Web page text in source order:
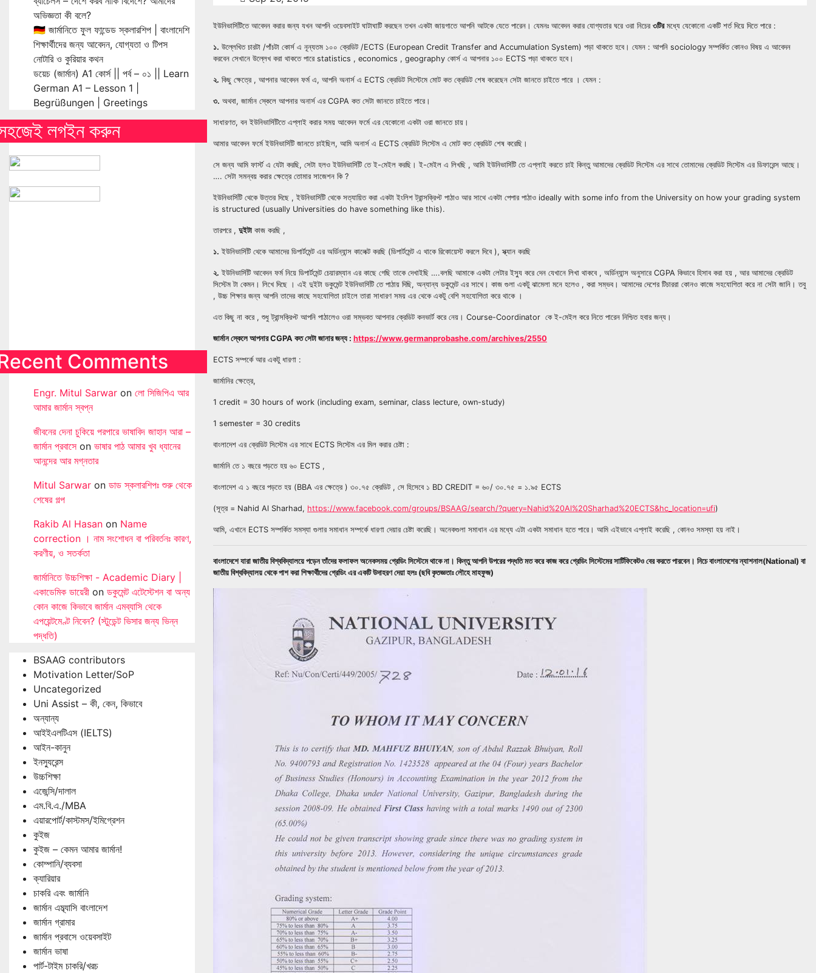
অভিজ্ঞতা কী বলে?
🇩🇪 জার্মানিতে ফুল ফান্ডেড স্কলারশিপ | বাংলাদেশি
শিক্ষার্থীদের জন্য আবেদন, যোগ্যতা ও টিপস
নোটারি ও কুরিয়ার কথন
ডয়েচ (জার্মান) A1 কোর্স || পর্ব – ০১ || Learn
German A1 – Lesson 1 |
Begrüßungen | Greetings
লগইন করুন
Comments
Engr. Mitul Sarwar on লো সিজিপিএ আর
আমার জার্মান স্বপ্ন
জীবনের দেনা চুকিয়ে পরপারে ভাষাবিদ জাহান আরা –
জার্মান প্রবাসেon ভাষার পাঠ আমার খুব ধ্যানের
আনন্দের আর মগ্নতার
Mitul Sarwar on ডাড স্কলারশিপঃ শুরু থেকে
শেষের গল্প
Rakib Al Hasan on Name
correction । নাম সংশোধন বা পরিবর্তনঃ কারণ,
করণীয়, ও সতর্কতা
জার্মানিতে উচ্চশিক্ষা - Academic Diary |
একাডেমিক ডায়েরী on ডকুমেন্ট এটেস্টেশন বা অন্য
কোন কাজে কিভাবে জার্মান এমব্যাসি থেকে
এপয়েন্টমেণ্ট নিবেন? (স্টুডেন্ট ভিসার জন্য ভিন্ন
পদ্ধতি)
BSAAG contributors
Motivation Letter/SoP
Uncategorized
Uni Assist – কী, কেন, কিভাবে
অন্যান্য
আইইএলটিএস (IELTS)
আইন-কানুন
ইনস্যুরেন্স
উচ্চশিক্ষা
এজেন্সি/দালাল
এম.বি.এ./MBA
এয়ারপোর্ট/কাস্টমস/ইমিগ্রেশন
কুইজ
কুইজ – কেমন আমার জার্মান!
কোম্পানি/ব্যবসা
ক্যারিয়ার
চাকরি এবং জার্মানি
জার্মান এম্ব্যাসি বাংলাদেশ
জার্মান গ্রামার
জার্মান প্রবাসে ওয়েবসাইট
জার্মান ভাষা
পার্ট-টাইম চাকরি/খরচ
ইউনিভার্সিটিতে আবেদন করার জন্য যখন আপনি ওয়েবসাইট ঘাটাঘাটি করছেন তখন একটা জায়গাতে আপনি আটকে যেতে পারেন। যেমনঃ আবেদন করার যোগ্যতার ঘরে ওরা নিচের ৩টিরমধ্যে যেকোনো একটি শর্ত দিয়ে দিতে পারে :
১. উল্লেখিত চারটা /পাঁচটা কোর্স এ নূন্যতম ১০০ ক্রেডিট /ECTS (European Credit Transfer and Accumulation System) পড়া থাকতে হবে। যেমন : আপনি sociology সম্পর্কিত কোনও বিষয় এ আবেদন
করবেন সেখানে উল্লেখ করা থাকতে পারে statistics , economics , geography কোর্স এ আপনার ১০০ ECTS পড়া থাকতে হবে।
২. কিছু ক্ষেত্রে , আপনার আবেদন ফর্ম এ, আপনি অনার্স এ ECTS ক্রেডিট সিস্টেমে মোট কত ক্রেডিট শেষ করেছেন সেটা জানতে চাইতে পারে । যেমন :
৩. অথবা, জার্মান স্কেলে আপনার অনার্স এর CGPA কত সেটা জানতে চাইতে পারে।
সাধারণত, বন ইউনিভার্সিটিতে এপ্লাই করার সময় আবেদন ফর্মে এর যেকোনো একটা ওরা জানতে চায়।
আমার আবেদন ফর্মে ইউনিভার্সিটি জানতে চাইছিল, আমি অনার্স এ ECTS ক্রেডিট সিস্টেম এ মোট কত ক্রেডিট শেষ করেছি।
সে জন্য আমি ফার্স্ট এ যেটা করছি, সেটা হলও ইউনিভার্সিটি তে ই-মেইল করছি। ই-মেইল এ লিখছি , আমি ইউনিভার্সিটি তে এপ্লাই করতে চাই কিন্তু আমাদের ক্রেডিট সিস্টেম এর সাথে তোমাদের ক্রেডিট সিস্টেম এর ডিফারেন্স আছে।
…. সেটা সমন্বয় করার ক্ষেত্রে তোমার সাজেশন কি ?
ইউনিভার্সিটি থেকে উত্তর দিছে , ইউনিভার্সিটি থেকে সত্যায়িত করা একটা ইংলিশ ট্রান্সক্রিপ্ট পাঠাও আর সাথে একটা পেপার পাঠাও ideally with some info from the University on how your grading system
is structured (usually Universities do have something like this).
তারপরে , দুইটা কাজ করছি ,
১. ইউনিভার্সিটি থেকে আমাদের ডিপার্টমেন্ট এর অর্ডিন্যান্স কালেক্ট করছি (ডিপার্টমেন্ট এ থাকে রিকোয়েস্ট করলে দিবে ), স্ক্যান করছি
২. ইউনিভার্সিটি আবেদন ফর্ম নিয়ে ডিপার্টমেন্ট চেয়ারম্যান এর কাছে গেছি তাকে দেখাইছি ….বলছি আমাকে একটা লেটার ইস্যু করে দেন যেখানে লিখা থাকবে , অর্ডিন্যান্স অনুসারে CGPA কিভাবে হিসাব করা হয় , আর আমাদের ক্রেডিট
সিস্টেম টা কেমন। লিখে দিছে । এই দুইটা ডকুমেন্ট ইউনিভার্সিটি তে পাঠায় দিছি, অন্যান্য ডকুমেন্ট এর সাথে। কাজ গুলা একটু ঝামেলা মনে হলেও , করা সম্ভব। আমাদের দেশের টিচাররা কোনও কাজে সহযোগিতা করে না সেটা জানি। তবু
, উচ্চ শিক্ষার জন্য আপনি তাদের কাছে সহযোগিতা চাইলে তারা সাধারণ সময় এর থেকে একটু বেশি সহযোগিতা করে থাকে ।
এত কিছু না করে , শুধু ট্রান্সক্রিপ্ট আপনি পাঠালেও ওরা সম্ভবত আপনার ক্রেডিট কনভার্ট করে নেয়। Course-Coordinator কে ই-মেইল করে নিতে পারেন নিশ্চিত হবার জন্য।
জার্মান স্কেলে আপনার CGPA কত সেটা জানার জন্য : https://www.germanprobashe.com/archives/2550
ECTS সম্পর্কে আর একটু ধারণা :
জার্মানির ক্ষেত্রে,
1 credit = 30 hours of work (including exam, seminar, class lecture, own-study)
1 semester = 30 credits
বাংলাদেশ এর ক্রেডিট সিস্টেম এর সাথে ECTS সিস্টেম এর মিল করার চেষ্টা :
জার্মানি তে ১ বছরে পড়তে হয় ৬০ ECTS ,
বাংলাদেশ এ ১ বছরে পড়তে হয় (BBA এর ক্ষেত্রে ) ৩০.৭৫ ক্রেডিট , সে হিসেবে ১ BD CREDIT = ৬০/ ৩০.৭৫ = ১.৯৫ ECTS
(সূত্র = Nahid Al Sharhad, https://www.facebook.com/groups/BSAAG/search/?query=Nahid%20Al%20Sharhad%20ECTS&hc_location=ufi)
আমি, এখানে ECTS সম্পর্কিত সমস্যা গুলার সমাধান সম্পর্কে ধারণা দেয়ার চেষ্টা করেছি। অনেকগুলা সমাধান এর মধ্যে এটা একটা সমাধান হতে পারে। আমি এইভাবে এপ্লাই করেছি , কোনও সমস্যা হয় নাই।
বাংলাদেশে যারা জাতীয় বিশ্ববিদ্যালয়ে পড়েন তাঁদের ফলাফল অনেকসময় গ্রেডিং সিস্টেমে থাকে না। কিন্তু আপনি উপরের পদ্ধতি মত করে কাজ করে গ্রেডিং সিস্টেমের সার্টিফিকেটও বের করতে পারবেন। নিচে বাংলাদেশের ন্যাশনাল(National) বা
জাতীয় বিশ্ববিদ্যালয় থেকে পাশ করা শিক্ষার্থীদের গ্রেডিং এর একটি উদাহরণ দেয়া হলঃ (ছবি কৃতজ্ঞতাঃ লৌহে মাহফুজ)